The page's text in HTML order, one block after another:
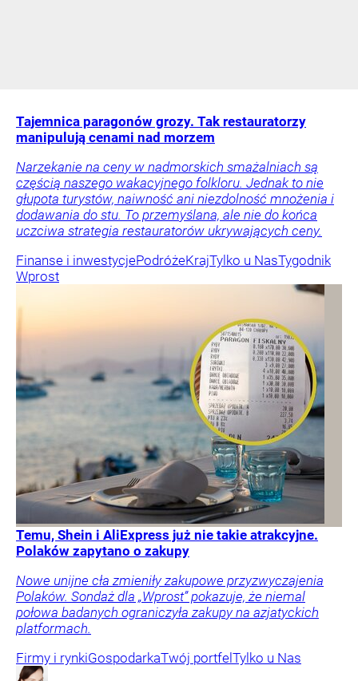
Tajemnica paragonów grozy. Tak restauratorzy
manipulują cenami nad morzem
Narzekanie na ceny w nadmorskich smażalniach są
częścią naszego wakacyjnego folkloru. Jednak to nie
głupota turystów, naiwność ani niezdolność mnożenia i
dodawania do stu. To przemyślana, ale nie do końca
uczciwa strategia restauratorów ukrywających ceny.
Finanse i inwestycjePodróżeKrajTylko u NasTygodnik
Wprost
Temu, Shein i AliExpress już nie takie atrakcyjne.
Polaków zapytano o zakupy
Nowe unijne cła zmieniły zakupowe przyzwyczajenia
Polaków. Sondaż dla „Wprost” pokazuje, że niemal
połowa badanych ograniczyła zakupy na azjatyckich
platformach.
Firmy i rynkiGospodarkaTwój portfelTylko u Nas